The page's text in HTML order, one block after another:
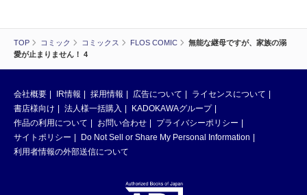
TOP コミック コミックス FLOS COMIC
無能な継母ですが、家族の溺
愛が止まりません！ 4
会社概要 IR情報 採用情報 広告について
ライセンスについて
書店様向け
法人様一括購入
KADOKAWAグループ
作品の利用について
お問い合わせ
プライバシーポリシー
サイトポリシー
Do Not Sell or Share My Personal Information
利用者情報の外部送信について